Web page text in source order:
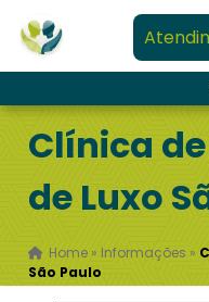
Clínica
de Luxo
Home » Informações »
São Paulo